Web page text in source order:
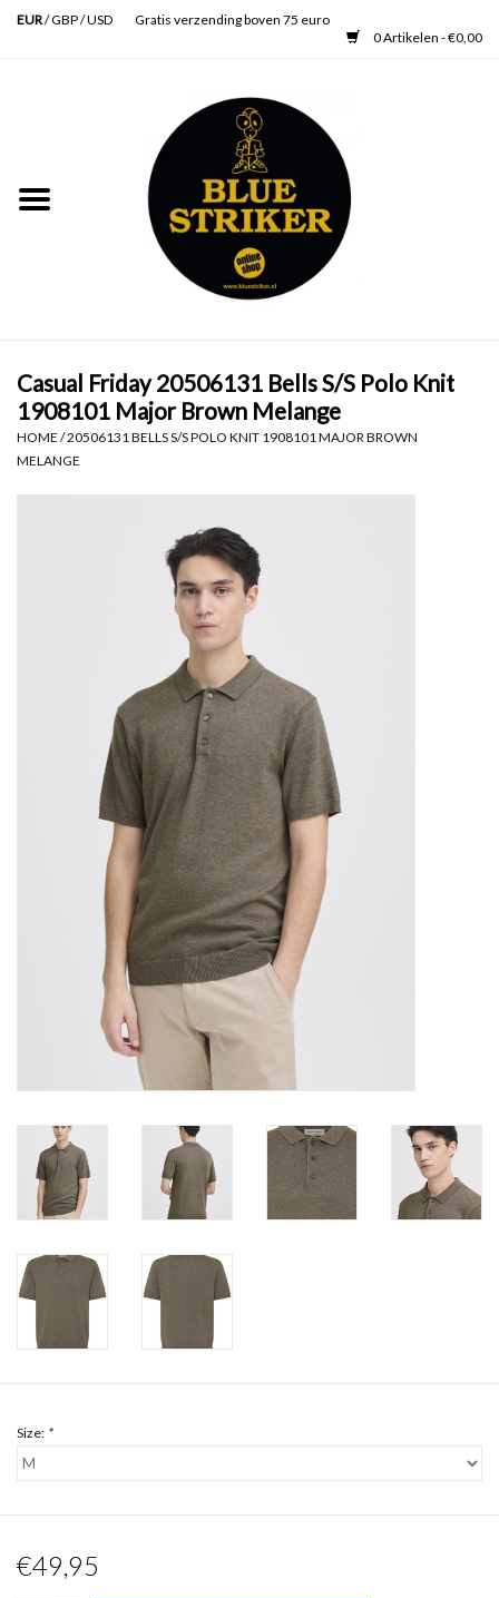
EUR/GBP/USD
Gratis verzending boven 75 euro
0 Artikelen - €0,00
Schoenen
Casual Friday 20506131 Bells S/S Polo Knit
1908101 Major Brown Melange
HOME /20506131 BELLS S/S POLO KNIT 1908101 MAJOR BROWN
MELANGE
Size: *
€49,95